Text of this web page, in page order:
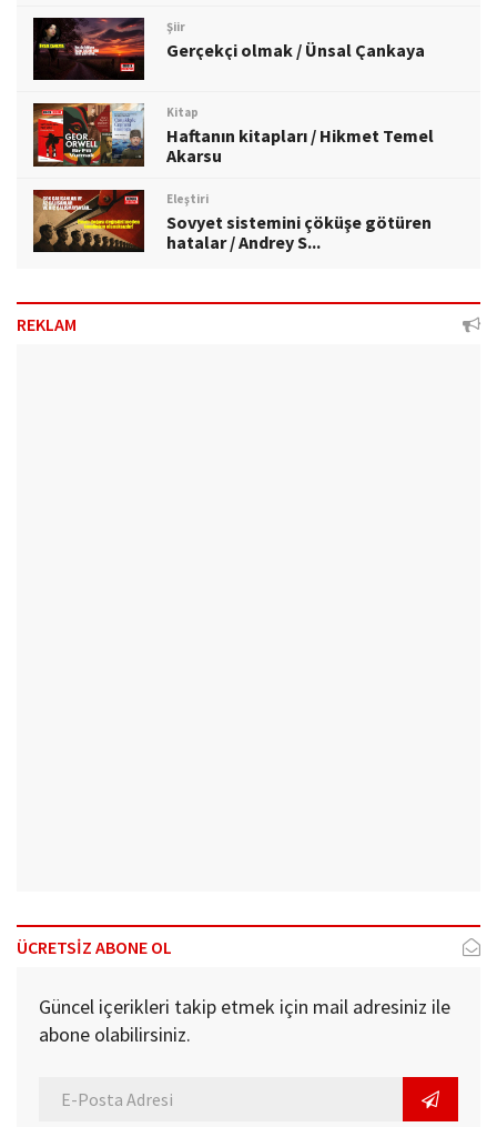
Şiir
Gerçekçi olmak / Ünsal Çankaya
Kitap
Haftanın kitapları / Hikmet Temel
Akarsu
Eleştiri
Sovyet sistemini çöküşe götüren
hatalar / Andrey S...
REKLAM
ÜCRETSİZ ABONE OL
Güncel içerikleri takip etmek için mail adresiniz ile
abone olabilirsiniz.